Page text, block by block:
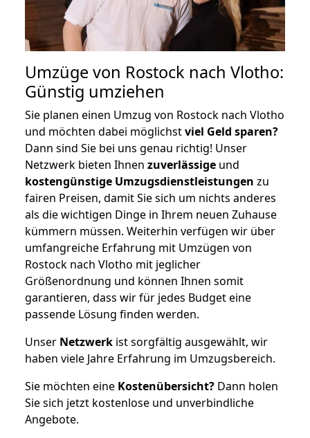
Umzüge von Rostock nach Vlotho:
Günstig umziehen
Sie planen einen Umzug von Rostock nach Vlotho
und möchten dabei möglichstviel Geld sparen?
Dann sind Sie bei uns genau richtig! Unser
Netzwerk bieten Ihnen zuverlässige und
kostengünstige Umzugsdienstleistungen zu
fairen Preisen, damit Sie sich um nichts anderes
als die wichtigen Dinge in Ihrem neuen Zuhause
kümmern müssen. Weiterhin verfügen wir über
umfangreiche Erfahrung mit Umzügen von
Rostock nach Vlotho mit jeglicher
Größenordnung und können Ihnen somit
garantieren, dass wir für jedes Budget eine
passende Lösung finden werden.
Unser Netzwerk ist sorgfältig ausgewählt, wir
haben viele Jahre Erfahrung im Umzugsbereich.
Sie möchten eine Kostenübersicht? Dann holen
Sie sich jetzt kostenlose und unverbindliche
Angebote.